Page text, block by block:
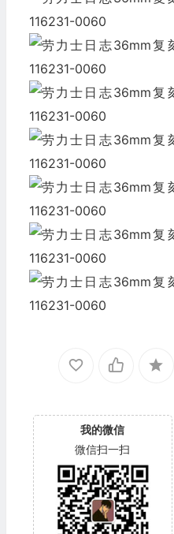
我的微信
微信扫一扫